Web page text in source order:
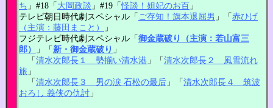
ち 」#18「 大岡政談 」#19「怪談！妲妃のお百 」
テレビ朝日時代劇スペシャル「 ご存知！旗本退屈男 」「赤ひげ
（主演：藤田まこと）
」
フジテレビ時代劇スペシャル「御金蔵破り（主演：若山富三
郎）
」「 新・御金蔵破り 」
「清水次郎長１ 勢揃い清水港 」「清水次郎長２ 風雪流れ
旅 」
「清水次郎長３ 男の涙 石松の最后 」「清水次郎長４ 筑波
おろし 義侠の仇討 」